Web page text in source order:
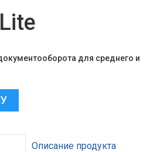
для среднего и
Описание продукта